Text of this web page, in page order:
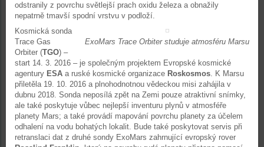
odstranily z povrchu světlejší prach oxidu železa a obnažily
nepatrně tmavší spodní vrstvu v podloží.
ExoMars Trace Orbiter studuje atmosféru Marsu
Kosmická sonda
Trace Gas
Orbiter (TGO) –
start 14. 3. 2016 – je společným projektem Evropské kosmické
agentury ESA a ruské kosmické organizace Roskosmos. K Marsu
přiletěla 19. 10. 2016 a plnohodnotnou vědeckou misi zahájila v
dubnu 2018. Sonda neposílá zpět na Zemi pouze atraktivní snímky,
ale také poskytuje vůbec nejlepší inventuru plynů v atmosféře
planety Mars; a také provádí mapování povrchu planety za účelem
odhalení na vodu bohatých lokalit. Bude také poskytovat servis při
retranslaci dat z druhé sondy ExoMars zahrnující evropský rover